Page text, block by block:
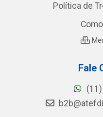
Política de
Fale